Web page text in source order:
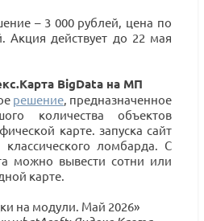
– 3 000 рублей, цена по
Акция действует до 22 мая
BigData на МП
решение, предназначенное
количества объектов
карте. запуска сайт
ломбарда. С
можно вывести сотни или
карте.